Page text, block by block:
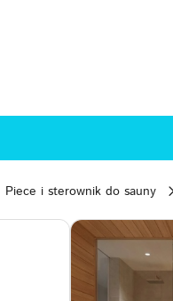
Piece i sterownik do sauny